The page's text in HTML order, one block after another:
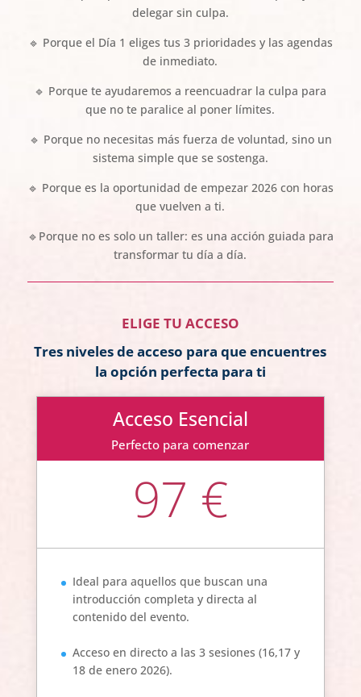
delegar sin culpa.
🔹 Porque el Día 1 eliges tus 3 prioridades y las agendas
de inmediato.
🔹 Porque te ayudaremos a reencuadrar la culpa para
que no te paralice al poner límites.
🔹 Porque no necesitas más fuerza de voluntad, sino un
sistema simpleque se sostenga.
🔹 Porque es la oportunidad de empezar 2026con horas
que vuelven a ti.
🔹Porque no es solo un taller: es una acción guiada para
transformar tu día a día.
ELIGE TU ACCESO
Tres niveles de acceso para que encuentres
la opción perfecta para ti
Acceso Esencial
Perfecto para comenzar
97 €
Ideal para aquellos que buscan una
introducción completa y directa al
contenido del evento.
Acceso en directo a las 3 sesiones (16,17 y
18 de enero 2026).